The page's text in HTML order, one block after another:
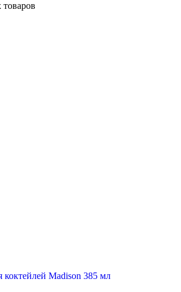
коктейлей Madison 385 мл